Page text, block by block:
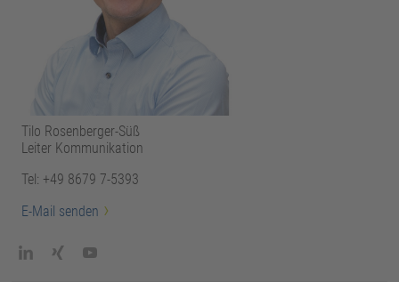
Tilo Rosenberger-Süß
Leiter Kommunikation
Tel: +49 8679 7-5393
E-Mail senden